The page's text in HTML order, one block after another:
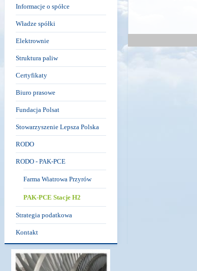
Informacje o spółce
Władze spółki
Elektrownie
Struktura paliw
Certyfikaty
Biuro prasowe
Fundacja Polsat
Stowarzyszenie Lepsza Polska
RODO
RODO - PAK-PCE
Farma Wiatrowa Przyrów
PAK-PCE Stacje H2
Strategia podatkowa
Kontakt